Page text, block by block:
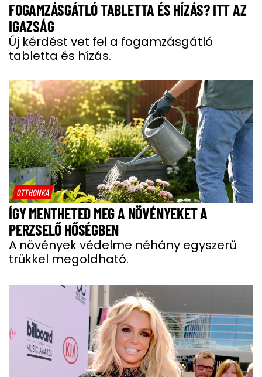
FOGAMZÁSGÁTLÓ TABLETTA ÉS HÍZÁS? ITT AZ
IGAZSÁG
Új kérdést vet fel a fogamzásgátló
tabletta és hízás.
OTTHONKA
ÍGY MENTHETED MEG A NÖVÉNYEKET A
PERZSELŐ HŐSÉGBEN
A növények védelme néhány egyszerű
trükkel megoldható.